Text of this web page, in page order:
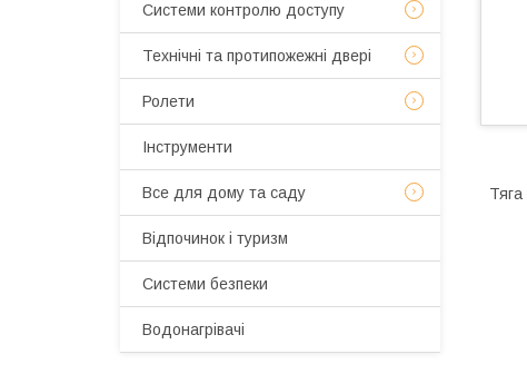
Системи контролю доступу
Технічні та протипожежні двері
Ролети
Інструменти
Все для дому та саду
Відпочинок і туризм
Системи безпеки
Водонагрівачі